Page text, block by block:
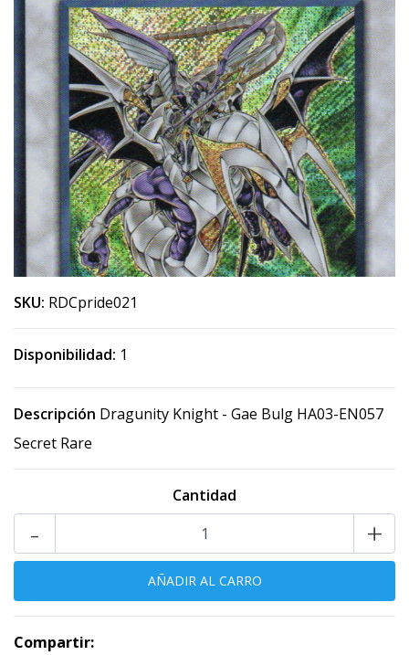
SKU: RDCpride021
Disponibilidad: 1
Descripción Dragunity Knight - Gae Bulg HA03-EN057
Secret Rare
Cantidad
+
-
Compartir: